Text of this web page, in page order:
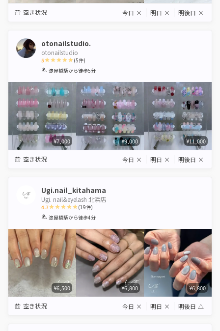
空き状況 今日 × 明日 × 明後日 ×
otonailstudio.
otonailstudio
5
1 2 3 4 5
(5件)
淀屋橋駅から徒歩5分
¥7,000 ¥9,000 ¥11,000
空き状況 今日 × 明日 × 明後日 ×
Ugi.nail_kitahama
Ugi. nail&eyelash 北浜店
4.7
1 2 3 4 5
(19件)
淀屋橋駅から徒歩4分
¥6,500 ¥6,800 ¥6,800
空き状況 今日 × 明日 × 明後日 △